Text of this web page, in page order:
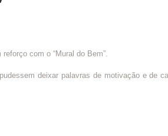
com o “Mural do Bem”.
deixar palavras de motivação e de